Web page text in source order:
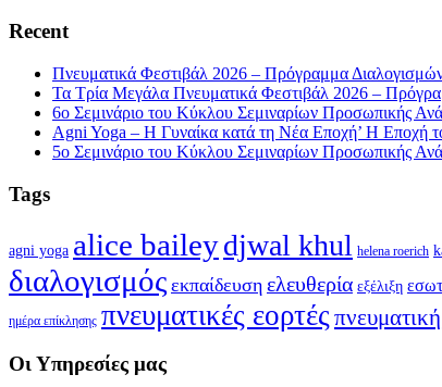
Recent
Πνευματικά Φεστιβάλ 2026 – Πρόγραμμα
Τα Τρία Μεγάλα Πνευματικά Φεστιβάλ 2026 –
6ο Σεμινάριο του Κύκλου Σεμιναρίων Προσωπικής
Agni Yoga – Η Γυναίκα κατά τη Νέα Εποχή’ Η Εποχή
5ο Σεμινάριο του Κύκλου Σεμιναρίων Προσωπικής
Tags
agni yoga alice baileydjwal khul helena roerich
διαλογισμός εκπαίδευση ελευθερία εξέλιξη
ημέρα επίκλησης πνευματικές εορτές
Οι Υπηρεσίες μας